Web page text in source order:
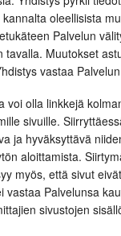
oleellisista
Palvelun
tavalla. Muutokset
vastaa
voi olla linkkejä
sivuille.
ja hyväksyttävä
aloittamista.
myös, että sivut
vastaa Palvelunsa
sivustojen